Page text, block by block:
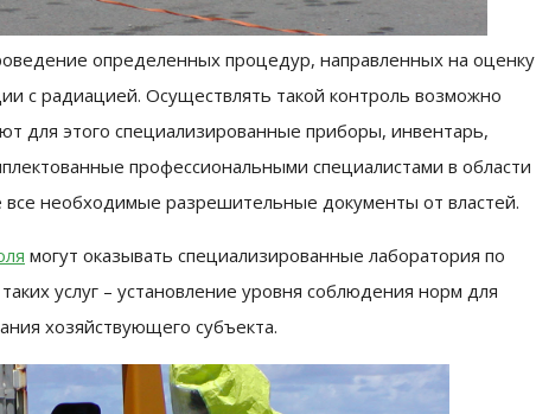
определенных процедур, направленных на оценку
с радиацией. Осуществлять такой контроль возможно
для этого специализированные приборы, инвентарь,
профессиональными специалистами в области
необходимые разрешительные документы от властей.
могут оказывать специализированные лаборатория по
услуг – установление уровня соблюдения норм для
хозяйствующего субъекта.